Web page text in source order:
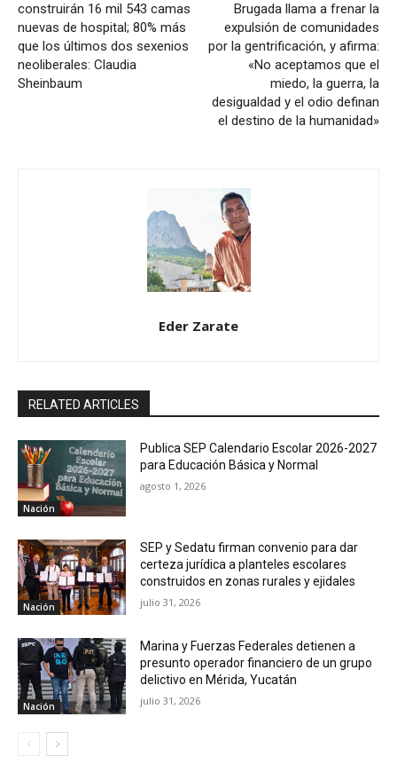
construirán 16 mil 543 camas
nuevas de hospital; 80% más
que los últimos dos sexenios
neoliberales: Claudia
Sheinbaum
Brugada llama a frenar la
expulsión de comunidades
por la gentrificación, y afirma:
«No aceptamos que el
miedo, la guerra, la
desigualdad y el odio definan
el destino de la humanidad»
Eder Zarate
RELATED ARTICLES
Nación
Publica SEP Calendario Escolar 2026-2027
para Educación Básica y Normal
agosto 1, 2026
Nación
SEP y Sedatu firman convenio para dar
certeza jurídica a planteles escolares
construidos en zonas rurales y ejidales
julio 31, 2026
Nación
Marina y Fuerzas Federales detienen a
presunto operador financiero de un grupo
delictivo en Mérida, Yucatán
julio 31, 2026